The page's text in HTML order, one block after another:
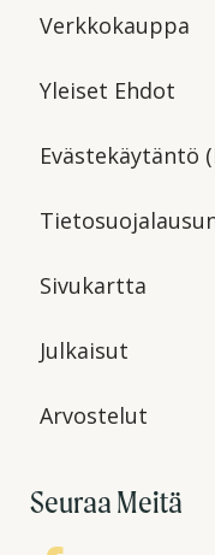
Verkkokauppa
Yleiset Ehdot
Evästekäytäntö
Sivukartta
Julkaisut
Arvostelut
Seuraa Meitä